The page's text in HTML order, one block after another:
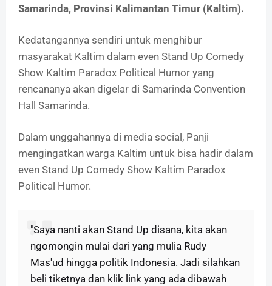
Samarinda, Provinsi Kalimantan Timur (Kaltim).
Kedatangannya sendiri untuk menghibur
masyarakat Kaltim dalam even Stand Up Comedy
Show Kaltim Paradox Political Humor yang
rencananya akan digelar di Samarinda Convention
Hall Samarinda.
Dalam unggahannya di media social, Panji
mengingatkan warga Kaltim untuk bisa hadir dalam
even Stand Up Comedy Show Kaltim Paradox
Political Humor.
"Saya nanti akan Stand Up disana, kita akan
ngomongin mulai dari yang mulia Rudy
Mas'ud hingga politik Indonesia. Jadi silahkan
beli tiketnya dan klik link yang ada dibawah